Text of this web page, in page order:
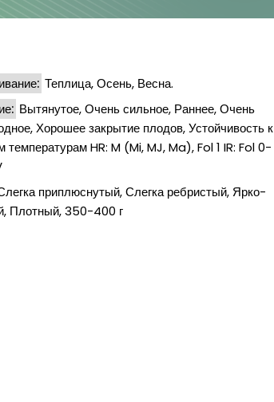
Теплица, Осень, Весна.
Вытянутое, Очень сильное, Раннее, Очень
Хорошее закрытие плодов, Устойчивость к
температурам HR: M (Mi, MJ, Ma), Fol 1 IR: Fol 0-
приплюснутый, Слегка ребристый, Ярко-
Плотный, 350-400 г